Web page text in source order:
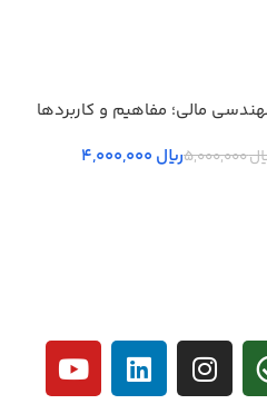
مالی؛ مفاهیم و کاربردها
5,000,000 ریال